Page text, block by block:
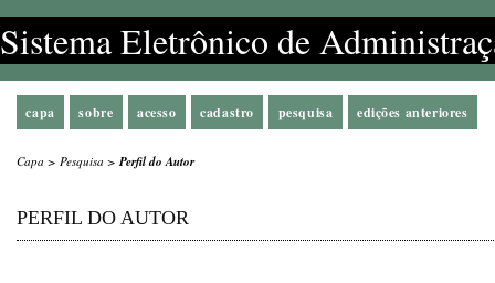
Sistema Eletrônico de
capa sobre acesso cadastro pesquisa edições anteriores
Capa > Pesquisa >Perfil do Autor
PERFIL DO AUTOR